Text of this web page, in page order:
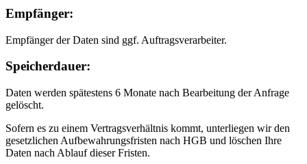
Empfänger:
Empfänger der Daten sind ggf. Auftragsverarbeiter.
Speicherdauer:
Daten werden spätestens 6 Monate nach Bearbeitung der Anfrage
gelöscht.
Sofern es zu einem Vertragsverhältnis kommt, unterliegen wir den
gesetzlichen Aufbewahrungsfristen nach HGB und löschen Ihre
Daten nach Ablauf dieser Fristen.